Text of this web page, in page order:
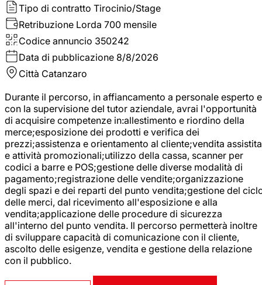
Tipo di contratto Tirocinio/Stage
Retribuzione Lorda 700 mensile
Codice annuncio 350242
Data di pubblicazione 8/8/2026
Città Catanzaro
Durante il percorso, in affiancamento a personale esperto e
con la supervisione del tutor aziendale, avrai l'opportunità
di acquisire competenze in:allestimento e riordino della
merce;esposizione dei prodotti e verifica dei
prezzi;assistenza e orientamento al cliente;vendita assistita
e attività promozionali;utilizzo della cassa, scanner per
codici a barre e POS;gestione delle diverse modalità di
pagamento;registrazione delle vendite;organizzazione
degli spazi e dei reparti del punto vendita;gestione del
delle merci, dal ricevimento all'esposizione e alla
vendita;applicazione delle procedure di sicurezza
all'interno del punto vendita. Il percorso permetterà inoltre
di sviluppare capacità di comunicazione con il cliente,
ascolto delle esigenze, vendita e gestione della relazione
con il pubblico.